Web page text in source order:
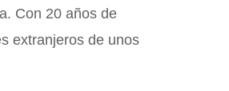
Con 20 años de
extranjeros de unos